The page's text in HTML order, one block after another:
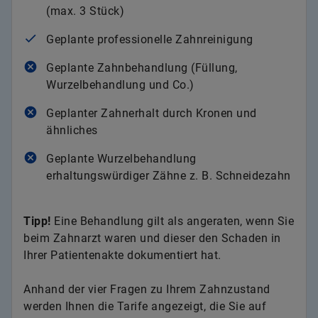
(max. 3 Stück)
Geplante professionelle Zahnreinigung
Geplante Zahnbehandlung (Füllung,
Wurzelbehandlung und Co.)
Geplanter Zahnerhalt durch Kronen und
ähnliches
Geplante Wurzelbehandlung
erhaltungswürdiger Zähne z. B. Schneidezahn
Tipp! Eine Behandlung gilt als angeraten, wenn Sie
beim Zahnarzt waren und dieser den Schaden in
Ihrer Patientenakte dokumentiert hat.
Anhand der vier Fragen zu Ihrem Zahnzustand
werden Ihnen die Tarife angezeigt, die Sie auf